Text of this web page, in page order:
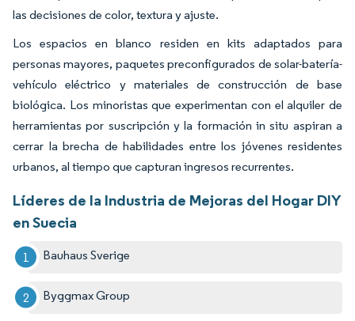
las decisiones de color, textura y ajuste.
Los espacios en blanco residen en kits adaptados para
personas mayores, paquetes preconfigurados de solar-batería-
vehículo eléctrico y materiales de construcción de base
biológica. Los minoristas que experimentan con el alquiler de
herramientas por suscripción y la formación in situ aspiran a
cerrar la brecha de habilidades entre los jóvenes residentes
urbanos, al tiempo que capturan ingresos recurrentes.
Líderes de la Industria de Mejoras del Hogar DIY
en Suecia
Bauhaus Sverige
Byggmax Group